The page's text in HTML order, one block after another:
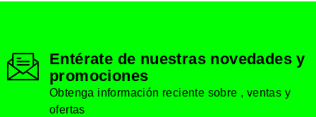
Entérate de nuestras novedades y
promociones
Obtenga información reciente sobre , ventas y
ofertas